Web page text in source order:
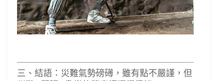
三、結語： 災難氣勢磅礡，雖有點不嚴謹，但